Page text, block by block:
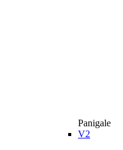
Panigale
V2